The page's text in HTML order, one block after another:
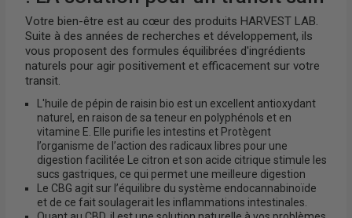
Votre bien-être est au cœur des produits HARVEST LAB.
Suite à des années de recherches et développement, ils
vous proposent des formules équilibrées d'ingrédients
naturels pour agir positivement et efficacement sur votre
transit.
L'huile de pépin de raisin bio est un excellent antioxydant
naturel, en raison de sa teneur en polyphénols et en
vitamine E. Elle purifie les intestins et Protègent
l’organisme de l’action des radicaux libres pour une
digestion facilitée Le citron et son acide citrique stimule les
sucs gastriques, ce qui permet une meilleure digestion
Le CBG agit sur l’équilibre du système endocannabinoïde
et de ce fait soulagerait les inflammations intestinales.